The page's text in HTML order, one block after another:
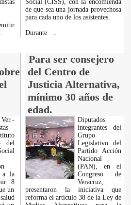
Social (CISS), con la encomienda
de que sea una jornada provechosa
para cada uno de los asistentes.
Durante
Para ser consejero
del Centro de
Justicia Alternativa,
mínimo 30 años de
edad.
del
a la
8
un
Diputados
integrantes del
Grupo
Legislativo del
Partido Acción
Nacional
(PAN), en el
Congreso de
Veracruz,
presentaron la iniciativa que
reforma el artículo 38 de la Ley de